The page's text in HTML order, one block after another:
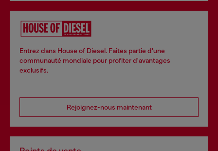
Entrez dans House of Diesel. Faites partie d'une
communauté mondiale pour profiter d'avantages
exclusifs.
Rejoignez-nous maintenant